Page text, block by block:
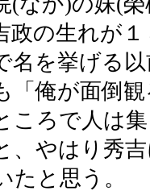
の生れが１
名を挙げる
俺が面倒観
ころで人は
やはり秀吉
たと思う。